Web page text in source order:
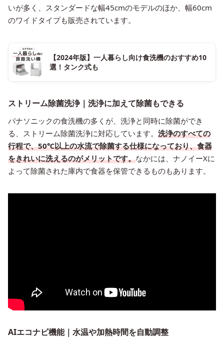
いが多く、スタンダードな幅45cmのモデルのほか、幅60cm
のワイドタイプも販売されています。
【2024年版】一人暮らし向け食洗機のおすすめ10
選！タンク式も
ストリーム除菌洗浄｜洗浄に加えて除菌もできる
パナソニックの食洗機の多くが、洗浄と同時に除菌ができ
る、ストリーム除菌洗浄に対応しています。 洗浄のすべての
行程で、50℃以上の水流で除菌する仕様になっており、食器
をきれいに洗えるのがメリットです。なかには、ナノイーXに
よって除菌された庫内で食器を保管できるものもあります。
AIエコナビ機能｜水温や加熱時間を自動調整